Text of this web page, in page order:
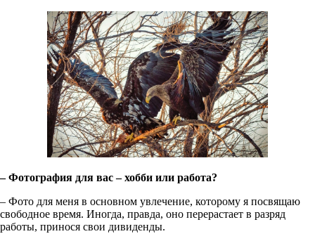
– Фотография для вас – хобби или работа?
– Фото для меня в основном увлечение, которому я посвящаю
свободное время. Иногда, правда, оно перерастает в разряд
работы, принося свои дивиденды.